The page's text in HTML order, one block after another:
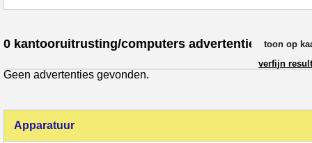
0 kantooruitrusting/computers advertenties
verfijn
toon op
Geen advertenties gevonden.
Apparatuur